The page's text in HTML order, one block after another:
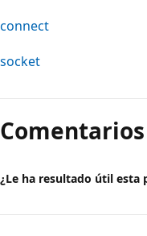
connect
socket
Comentarios
¿Le ha resultado útil esta